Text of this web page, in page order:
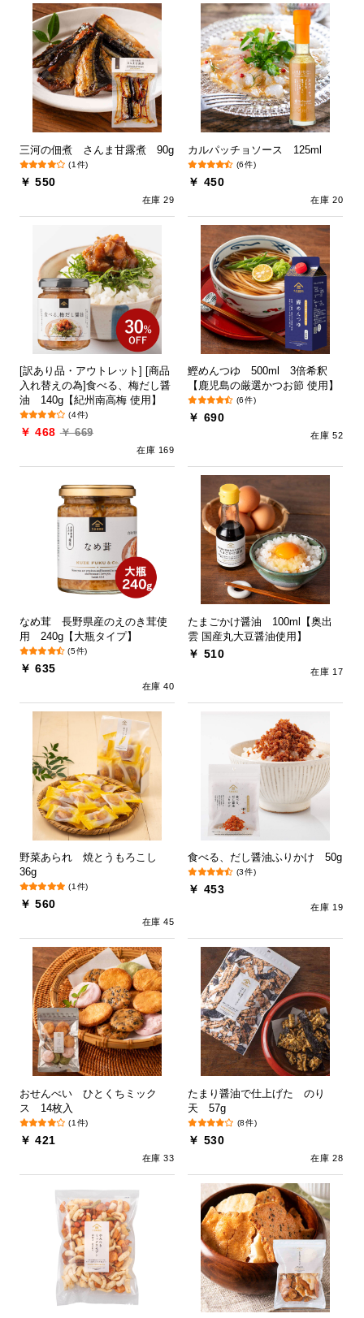
三河の佃煮 さんま甘露煮 90g
(1件)
￥ 550
在庫 29
カルパッチョソース 125ml
(6件)
￥ 450
在庫 20
[訳あり品・アウトレット] [商品
入れ替えの為]食べる、梅だし醤
油 140g【紀州南高梅 使用】
(4件)
￥ 468 ￥ 669
在庫 169
鰹めんつゆ 500ml 3倍希釈
【鹿児島の厳選かつお節 使用】
(6件)
￥ 690
在庫 52
なめ茸 長野県産のえのき茸使
用 240g【大瓶タイプ】
(5件)
￥ 635
在庫 40
たまごかけ醤油 100ml【奥出
雲 国産丸大豆醤油使用】
￥ 510
在庫 17
野菜あられ 焼とうもろこし
36g
(1件)
￥ 560
在庫 45
食べる、だし醤油ふりかけ 50g
(3件)
￥ 453
在庫 19
おせんべい ひとくちミック
ス 14枚入
(1件)
￥ 421
在庫 33
たまり醤油で仕上げた のり
天 57g
(8件)
￥ 530
在庫 28